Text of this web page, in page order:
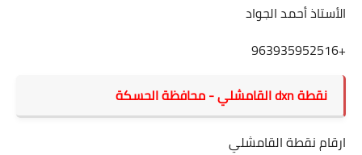
الأستاذ أحمد الجواد
+963935952516
نقطة dxn القامشلي - محافظة الحسكة
ارقام نقطة القامشلي